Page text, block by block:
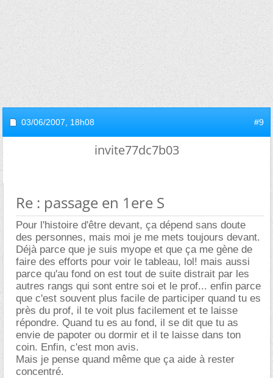
03/06/2007, 18h08 #9
invite77dc7b03
Re : passage en 1ere S
Pour l'histoire d'être devant, ça dépend sans doute
des personnes, mais moi je me mets toujours devant.
Déjà parce que je suis myope et que ça me gène de
faire des efforts pour voir le tableau, lol! mais aussi
parce qu'au fond on est tout de suite distrait par les
autres rangs qui sont entre soi et le prof... enfin parce
que c'est souvent plus facile de participer quand tu es
près du prof, il te voit plus facilement et te laisse
répondre. Quand tu es au fond, il se dit que tu as
envie de papoter ou dormir et il te laisse dans ton
coin. Enfin, c'est mon avis.
Mais je pense quand même que ça aide à rester
concentré.